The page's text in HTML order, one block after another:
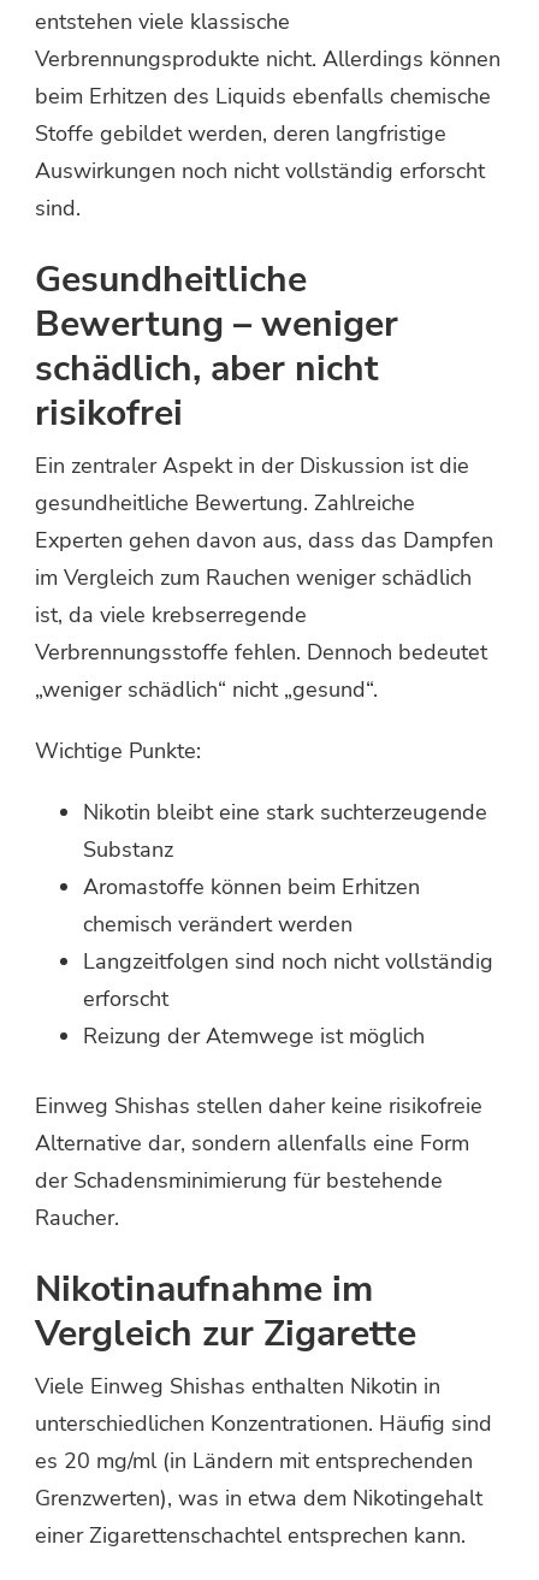
entstehen viele klassische
Verbrennungsprodukte nicht. Allerdings können
beim Erhitzen des Liquids ebenfalls chemische
Stoffe gebildet werden, deren langfristige
Auswirkungen noch nicht vollständig erforscht
sind.
Gesundheitliche
Bewertung – weniger
schädlich, aber nicht
risikofrei
Ein zentraler Aspekt in der Diskussion ist die
gesundheitliche Bewertung. Zahlreiche
Experten gehen davon aus, dass das Dampfen
im Vergleich zum Rauchen weniger schädlich
ist, da viele krebserregende
Verbrennungsstoffe fehlen. Dennoch bedeutet
„weniger schädlich“ nicht „gesund“.
Wichtige Punkte:
Nikotin bleibt eine stark suchterzeugende
Substanz
Aromastoffe können beim Erhitzen
chemisch verändert werden
Langzeitfolgen sind noch nicht vollständig
erforscht
Reizung der Atemwege ist möglich
Einweg Shishas stellen daher keine risikofreie
Alternative dar, sondern allenfalls eine Form
der Schadensminimierung für bestehende
Raucher.
Nikotinaufnahme im
Vergleich zur Zigarette
Viele Einweg Shishas enthalten Nikotin in
unterschiedlichen Konzentrationen. Häufig sind
es 20 mg/ml (in Ländern mit entsprechenden
Grenzwerten), was in etwa dem Nikotingehalt
einer Zigarettenschachtel entsprechen kann.